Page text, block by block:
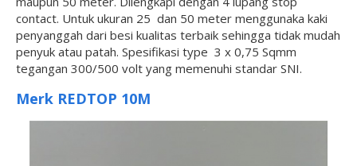
contact. Untuk ukuran 25 dan 50 meter menggunaka kaki
penyanggah dari besi kualitas terbaik sehingga tidak mudah
penyuk atau patah. Spesifikasi type 3 x 0,75 Sqmm
tegangan 300/500 volt yang memenuhi standar SNI.
Merk REDTOP 10M